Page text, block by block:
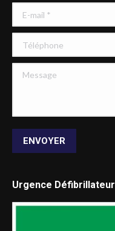
E-mail *
Téléphone
Message
ENVOYER
Urgence Défibrillateur